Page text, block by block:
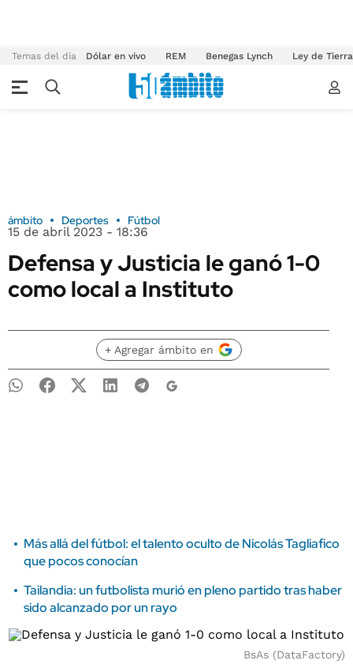
Temas del día Dólar en vivo REM Benegas Lynch Ley de
ámbito Deportes Fútbol
15 de abril 2023 - 18:36
Defensa y Justicia le ganó 1-0
como local a Instituto
+ Agregar ámbito en
Más allá del fútbol: el talento oculto de Nicolás Tagliafico
que pocos conocían
Tailandia: un futbolista murió en pleno partido tras haber
sido alcanzado por un rayo
BsAs (DataFactory)